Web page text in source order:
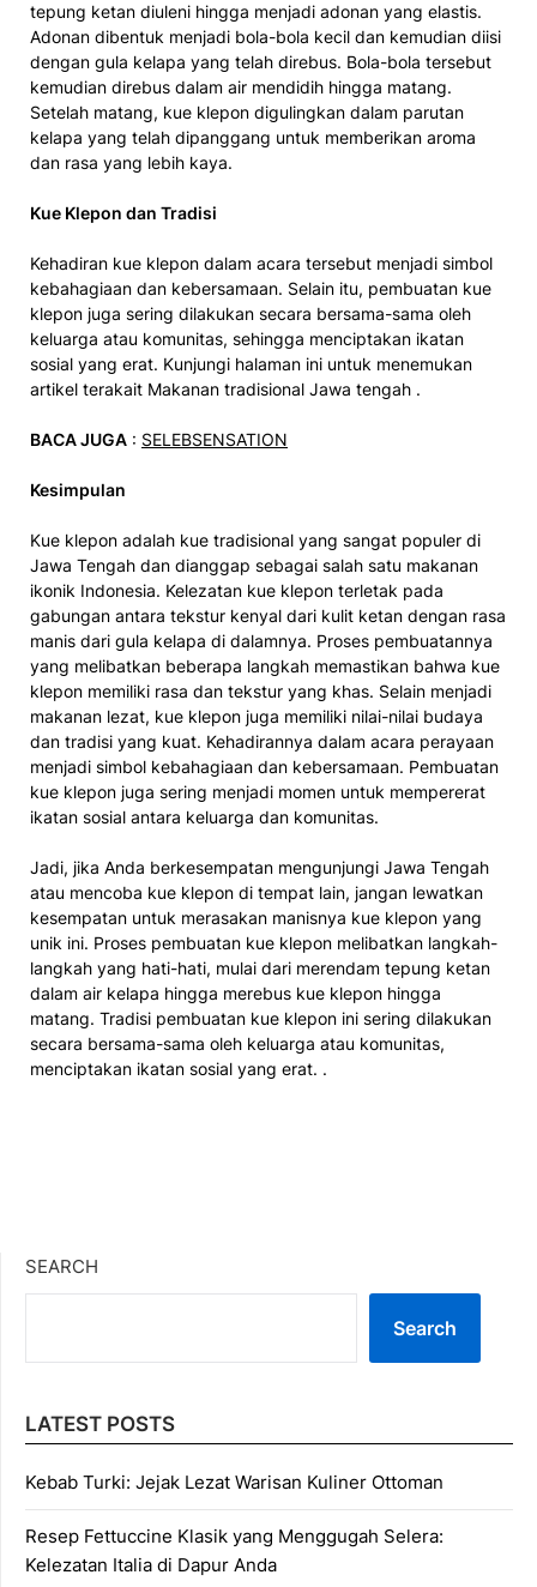
tepung ketan diuleni hingga menjadi adonan yang elastis.
Adonan dibentuk menjadi bola-bola kecil dan kemudian diisi
dengan gula kelapa yang telah direbus. Bola-bola tersebut
kemudian direbus dalam air mendidih hingga matang.
Setelah matang, kue klepon digulingkan dalam parutan
kelapa yang telah dipanggang untuk memberikan aroma
dan rasa yang lebih kaya.
Kue Klepon dan Tradisi
Kehadiran kue klepon dalam acara tersebut menjadi simbol
kebahagiaan dan kebersamaan. Selain itu, pembuatan kue
klepon juga sering dilakukan secara bersama-sama oleh
keluarga atau komunitas, sehingga menciptakan ikatan
sosial yang erat. Kunjungi halaman ini untuk menemukan
artikel terakait Makanan tradisional Jawa tengah .
BACA JUGA : SELEBSENSATION
Kesimpulan
Kue klepon adalah kue tradisional yang sangat populer di
Jawa Tengah dan dianggap sebagai salah satu makanan
ikonik Indonesia. Kelezatan kue klepon terletak pada
gabungan antara tekstur kenyal dari kulit ketan dengan rasa
manis dari gula kelapa di dalamnya. Proses pembuatannya
yang melibatkan beberapa langkah memastikan bahwa kue
klepon memiliki rasa dan tekstur yang khas. Selain menjadi
makanan lezat, kue klepon juga memiliki nilai-nilai budaya
dan tradisi yang kuat. Kehadirannya dalam acara perayaan
menjadi simbol kebahagiaan dan kebersamaan. Pembuatan
kue klepon juga sering menjadi momen untuk mempererat
ikatan sosial antara keluarga dan komunitas.
Jadi, jika Anda berkesempatan mengunjungi Jawa Tengah
atau mencoba kue klepon di tempat lain, jangan lewatkan
kesempatan untuk merasakan manisnya kue klepon yang
unik ini. Proses pembuatan kue klepon melibatkan langkah-
langkah yang hati-hati, mulai dari merendam tepung ketan
dalam air kelapa hingga merebus kue klepon hingga
matang. Tradisi pembuatan kue klepon ini sering dilakukan
secara bersama-sama oleh keluarga atau komunitas,
menciptakan ikatan sosial yang erat. .
SEARCH
Search
LATEST POSTS
Kebab Turki: Jejak Lezat Warisan Kuliner Ottoman
Resep Fettuccine Klasik yang Menggugah Selera:
Kelezatan Italia di Dapur Anda